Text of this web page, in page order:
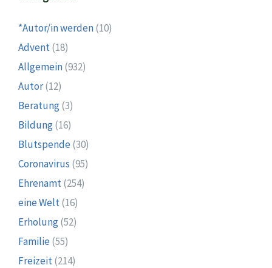
*Autor/in werden(10)
Advent(18)
Allgemein(932)
Autor(12)
Beratung(3)
Bildung(16)
Blutspende (30)
Coronavirus (95)
Ehrenamt(254)
eine Welt(16)
Erholung(52)
Familie (55)
Freizeit(214)